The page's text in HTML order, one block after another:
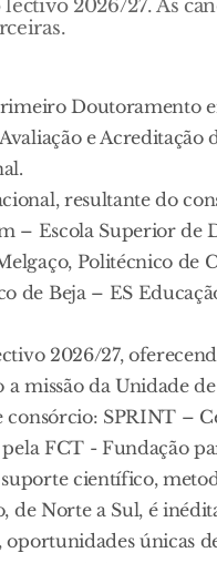
2026/27. As
Doutoramento
e
resultante do
– Escola Superior de
Politécnico de
de Beja – ES
2026/27,
missão da Unidade
consórcio: SPRINT –
FCT - Fundação
científico,
de Norte a Sul, é
únicas